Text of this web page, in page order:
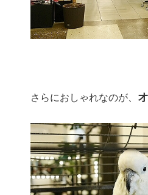
さらにおしゃれなのが、